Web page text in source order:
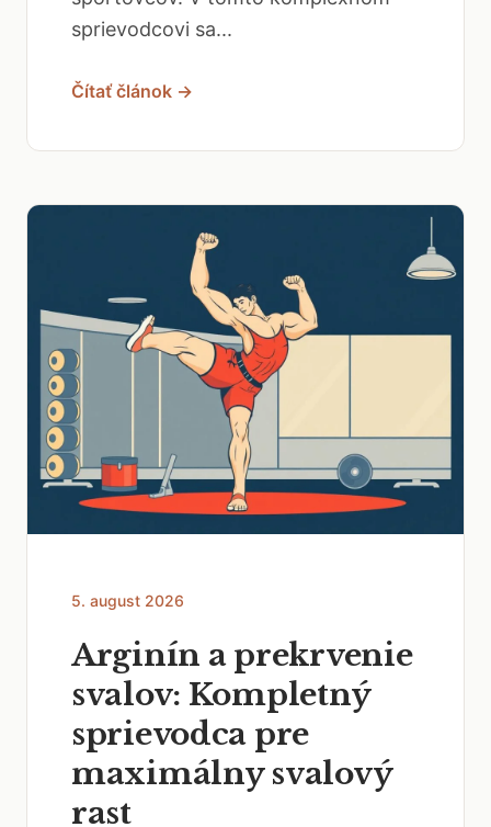
sprievodcovi sa...
Čítať článok →
5. august 2026
Arginín a prekrvenie
svalov: Kompletný
sprievodca pre
maximálny svalový
rast